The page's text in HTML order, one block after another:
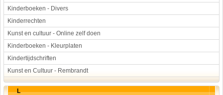
Kinderboeken - Divers
Kinderrechten
Kunst en cultuur - Online zelf doen
Kinderboeken - Kleurplaten
Kindertijdschriften
Kunst en Cultuur - Rembrandt
L